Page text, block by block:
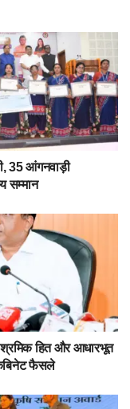
35 आंगनवाड़ी
सम्मान
श्रमिक हित और आधारभूत
फैसले